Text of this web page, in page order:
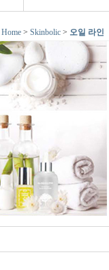
Home > Skinbolic > 오일 라인